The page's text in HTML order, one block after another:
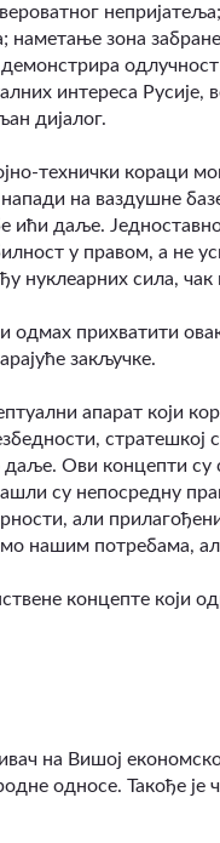
наметање зона
интереса Русије,
дијалог.
технички кораци
на ваздушне
даље.
у правом, а не
нуклеарних сила, чак
одмах прихватити
закључке.
апарат који
стратешкој
Ови концепти су
су непосредну
али
нашим потребама,
концепте који
на Вишој
односе. Такође је